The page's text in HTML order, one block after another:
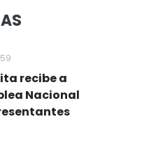
recibe a
Nacional